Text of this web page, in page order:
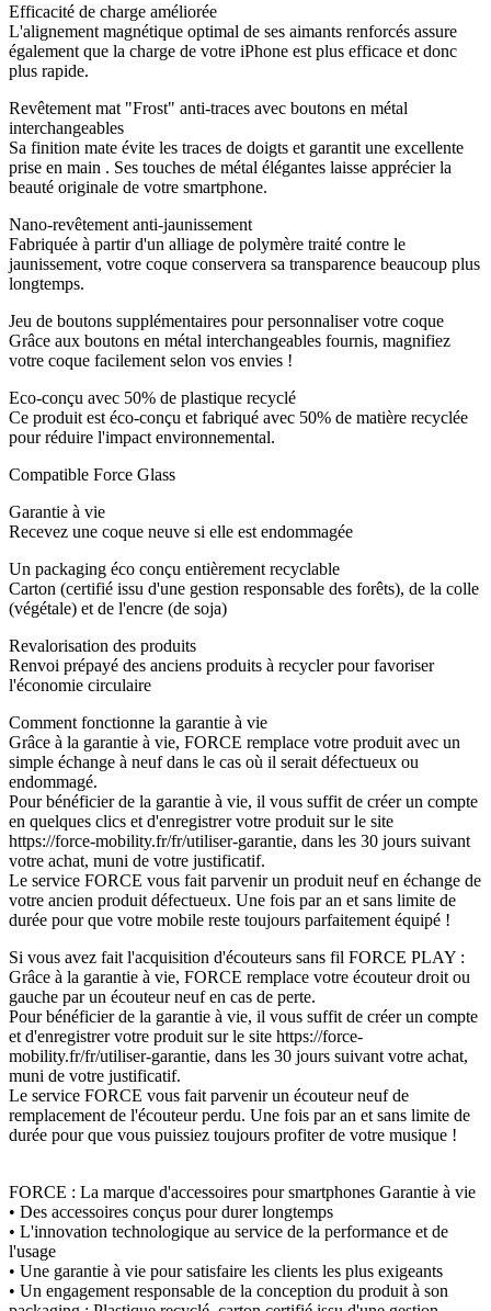
Efficacité de charge améliorée
L'alignement magnétique optimal de ses aimants renforcés assure
également que la charge de votre iPhone est plus efficace et donc
plus rapide.
Revêtement mat "Frost" anti-traces avec boutons en métal
interchangeables
Sa finition mate évite les traces de doigts et garantit une excellente
prise en main . Ses touches de métal élégantes laisse apprécier la
beauté originale de votre smartphone.
Nano-revêtement anti-jaunissement
Fabriquée à partir d'un alliage de polymère traité contre le
jaunissement, votre coque conservera sa transparence beaucoup plus
longtemps.
Jeu de boutons supplémentaires pour personnaliser votre coque
Grâce aux boutons en métal interchangeables fournis, magnifiez
votre coque facilement selon vos envies !
Eco-conçu avec 50% de plastique recyclé
Ce produit est éco-conçu et fabriqué avec 50% de matière recyclée
pour réduire l'impact environnemental.
Compatible Force Glass
Garantie à vie
Recevez une coque neuve si elle est endommagée
Un packaging éco conçu entièrement recyclable
Carton (certifié issu d'une gestion responsable des forêts), de la colle
(végétale) et de l'encre (de soja)
Revalorisation des produits
Renvoi prépayé des anciens produits à recycler pour favoriser
l'économie circulaire
Comment fonctionne la garantie à vie
Grâce à la garantie à vie, FORCE remplace votre produit avec un
simple échange à neuf dans le cas où il serait défectueux ou
endommagé.
Pour bénéficier de la garantie à vie, il vous suffit de créer un compte
en quelques clics et d'enregistrer votre produit sur le site
https://force-mobility.fr/fr/utiliser-garantie, dans les 30 jours suivant
votre achat, muni de votre justificatif.
Le service FORCE vous fait parvenir un produit neuf en échange de
votre ancien produit défectueux. Une fois par an et sans limite de
durée pour que votre mobile reste toujours parfaitement équipé !
Si vous avez fait l'acquisition d'écouteurs sans fil FORCE PLAY :
Grâce à la garantie à vie, FORCE remplace votre écouteur droit ou
gauche par un écouteur neuf en cas de perte.
Pour bénéficier de la garantie à vie, il vous suffit de créer un compte
et d'enregistrer votre produit sur le site https://force-
mobility.fr/fr/utiliser-garantie, dans les 30 jours suivant votre achat,
muni de votre justificatif.
Le service FORCE vous fait parvenir un écouteur neuf de
remplacement de l'écouteur perdu. Une fois par an et sans limite de
durée pour que vous puissiez toujours profiter de votre musique !
FORCE : La marque d'accessoires pour smartphones Garantie à vie
• Des accessoires conçus pour durer longtemps
• L'innovation technologique au service de la performance et de
l'usage
• Une garantie à vie pour satisfaire les clients les plus exigeants
• Un engagement responsable de la conception du produit à son